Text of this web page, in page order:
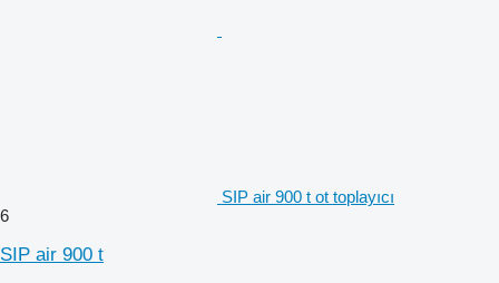
SIP air 900 t ot toplayıcı
6
SIP air 900 t